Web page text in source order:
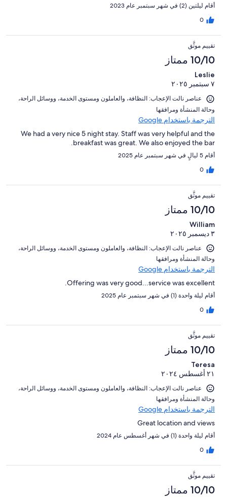
أقام ليلتين (2) في شهر سبتمبر عام 2023
0
تقييم موثَّق
10/10 ممتاز
Leslie
٧ سبتمبر ٢٠٢٥
عناصر نالت الإعجاب: ⁦النظافة⁩، و⁦العاملون ومستوى الخدمة⁩، و⁦وسائل الراحة⁩،
و⁦حالة المنشأة ومرافقها⁩
الترجمة باستخدام Google
We had a very nice 5 night stay. Staff was very helpful and the
breakfast was great. We also enjoyed the bar.
أقام 5 ليالٍ في شهر سبتمبر عام 2025
0
تقييم موثَّق
10/10 ممتاز
William
٣ ديسمبر ٢٠٢٥
عناصر نالت الإعجاب: ⁦النظافة⁩، و⁦العاملون ومستوى الخدمة⁩، و⁦وسائل الراحة⁩،
و⁦حالة المنشأة ومرافقها⁩
الترجمة باستخدام Google
Offering was very good...service was excellent.
أقام ليلة واحدة (1) في شهر سبتمبر عام 2025
0
تقييم موثَّق
10/10 ممتاز
Teresa
٢١ أغسطس ٢٠٢٤
عناصر نالت الإعجاب: ⁦النظافة⁩، و⁦العاملون ومستوى الخدمة⁩، و⁦وسائل الراحة⁩،
و⁦حالة المنشأة ومرافقها⁩
الترجمة باستخدام Google
Great location and views
أقام ليلة واحدة (1) في شهر أغسطس عام 2024
0
تقييم موثَّق
10/10 ممتاز